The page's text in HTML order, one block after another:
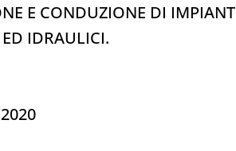
E CONDUZIONE DI
IDRAULICI.